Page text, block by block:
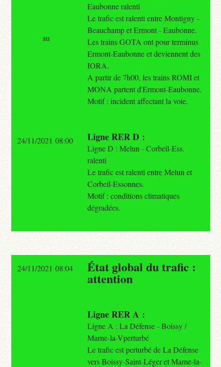
Eaubonne ralenti
Le trafic est ralenti entre Montigny -
Beauchamp et Ermont - Eaubonne.
Les trains GOTA ont pour terminus
Ermont-Eaubonne et deviennent des
IORA.
A partir de 7h00, les trains ROMI et
MONA partent d'Ermont-Eaubonne.
Motif : incident affectant la voie.
Ligne RER D :
Ligne D : Melun - Corbeil-Ess.
ralenti
Le trafic est ralenti entre Melun et
Corbeil-Essonnes.
Motif : conditions climatiques
dégradées.
au
24/11/2021 08:00
24/11/2021 08:04 État global du trafic :
attention
Ligne RER A :
Ligne A : La Défense - Boissy /
Marne-la-Vperturbé
Le trafic est perturbé de La Défense
vers Boissy-Saint-Léger et Marne-la-